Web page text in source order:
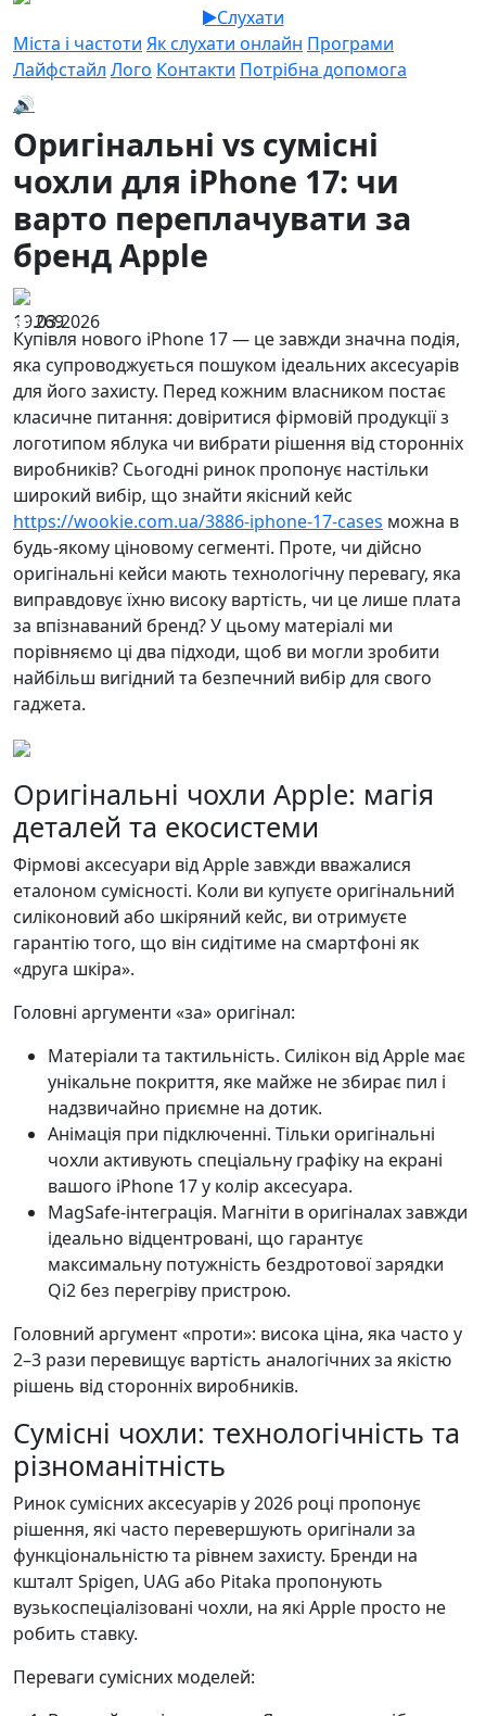
Слухати
Міста і частоти Як слухати онлайн Програми
Лайфстайл Лого Контакти Потрібна допомога
🔊
Оригінальні vs сумісні
чохли для iPhone 17: чи
варто переплачувати за
бренд Apple
19.03.2026
269
Купівля нового iPhone 17 — це завжди значна подія,
яка супроводжується пошуком ідеальних аксесуарів
для його захисту. Перед кожним власником постає
класичне питання: довіритися фірмовій продукції з
логотипом яблука чи вибрати рішення від сторонніх
виробників? Сьогодні ринок пропонує настільки
широкий вибір, що знайти якісний кейс
https://wookie.com.ua/3886-iphone-17-cases можна в
будь-якому ціновому сегменті. Проте, чи дійсно
оригінальні кейси мають технологічну перевагу, яка
виправдовує їхню високу вартість, чи це лише плата
за впізнаваний бренд? У цьому матеріалі ми
порівняємо ці два підходи, щоб ви могли зробити
найбільш вигідний та безпечний вибір для свого
гаджета.
Оригінальні чохли Apple: магія
деталей та екосистеми
Фірмові аксесуари від Apple завжди вважалися
еталоном сумісності. Коли ви купуєте оригінальний
силіконовий або шкіряний кейс, ви отримуєте
гарантію того, що він сидітиме на смартфоні як
«друга шкіра».
Головні аргументи «за» оригінал:
Матеріали та тактильність. Силікон від Apple має
унікальне покриття, яке майже не збирає пил і
надзвичайно приємне на дотик.
Анімація при підключенні. Тільки оригінальні
чохли активують спеціальну графіку на екрані
вашого iPhone 17 у колір аксесуара.
MagSafe-інтеграція. Магніти в оригіналах завжди
ідеально відцентровані, що гарантує
максимальну потужність бездротової зарядки
Qi2 без перегріву пристрою.
Головний аргумент «проти»: висока ціна, яка часто у
2–3 рази перевищує вартість аналогічних за якістю
рішень від сторонніх виробників.
Сумісні чохли: технологічність та
різноманітність
Ринок сумісних аксесуарів у 2026 році пропонує
рішення, які часто перевершують оригінали за
функціональністю та рівнем захисту. Бренди на
кшталт Spigen, UAG або Pitaka пропонують
вузькоспеціалізовані чохли, на які Apple просто не
робить ставку.
Переваги сумісних моделей: